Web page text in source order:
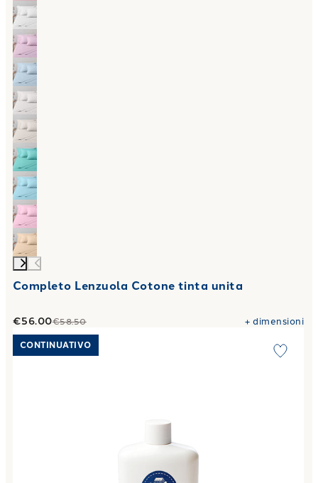
Completo Lenzuola Cotone tinta unita
€56.00€58.50 +dimensioni
Link to "Profuma Biancheria fior di cotone
CONTINUATIVO